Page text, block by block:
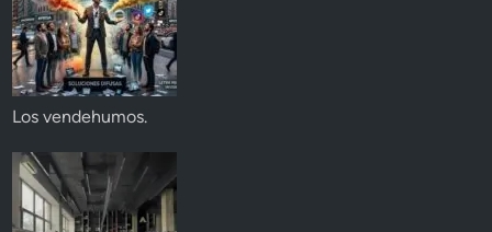
Los vendehumos.